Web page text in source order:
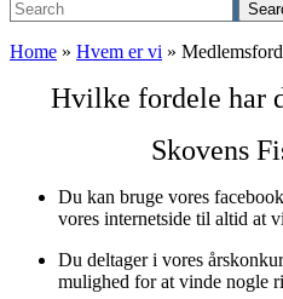
Search
for:
Home » Hvem er vi »
Hvilke fordele har
Skovens
Du kan bruge vores
vores internetside til altid at
Du deltager i vores
mulighed for at vinde nogle